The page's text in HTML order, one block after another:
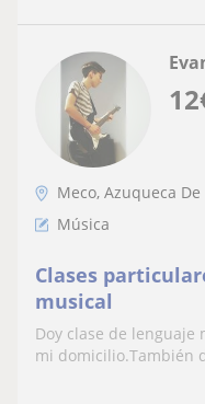
12
Meco, Azuqueca
Música
Clases
musical
Doy clase de
mi domicilio.También